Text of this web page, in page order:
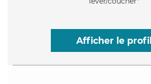
Afficher le profil